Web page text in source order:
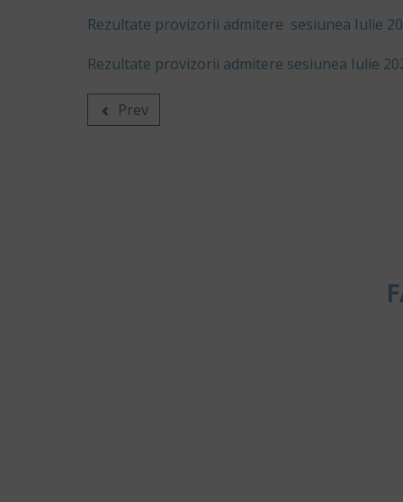
Rezultate provizorii admitere sesiunea Iulie
Rezultate provizorii admitere sesiunea Iulie
Prev